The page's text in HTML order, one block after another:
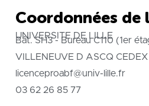
Coordonnées de
UNIVERSITE DE LILLE
Bât. SH3 - Bureau C110 (1er
VILLENEUVE D ASCQ CEDEX
licenceproabf@univ-lille.fr
03 62 26 85 77